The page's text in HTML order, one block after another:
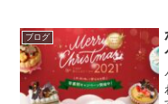
ブログ